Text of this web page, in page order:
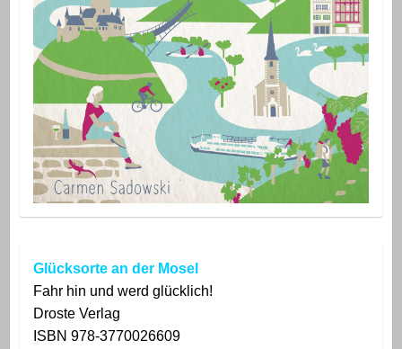
Glücksorte an der Mosel
Fahr hin und werd glücklich!
DrosteVerlag
ISBN 978-3770026609